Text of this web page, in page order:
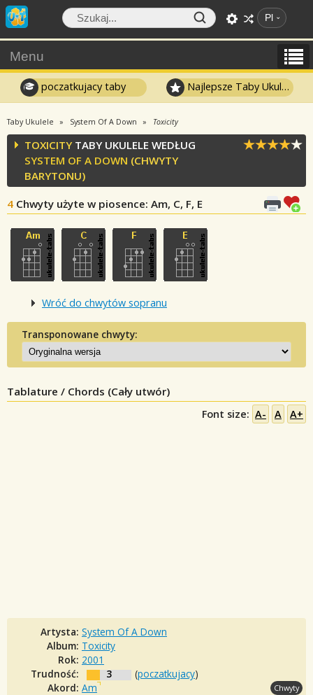
Pl
Menu
poczatkujacy taby Najlepsze Taby Ukulele
Taby Ukulele System Of A Down Toxicity
TOXICITYTABY UKULELE WEDŁUG
SYSTEM OF A DOWN (CHWYTY
BARYTONU)
4 Chwyty użyte w piosence: Am, C, F, E
Wróć do chwytów sopranu
Transponowane chwyty:
Tablature / Chords (Cały utwór)
Font size: A- A A+
Artysta: System Of A Down
Album: Toxicity
Rok: 2001
Trudność:
3 (poczatkujacy)
Akord: Am Chwyty